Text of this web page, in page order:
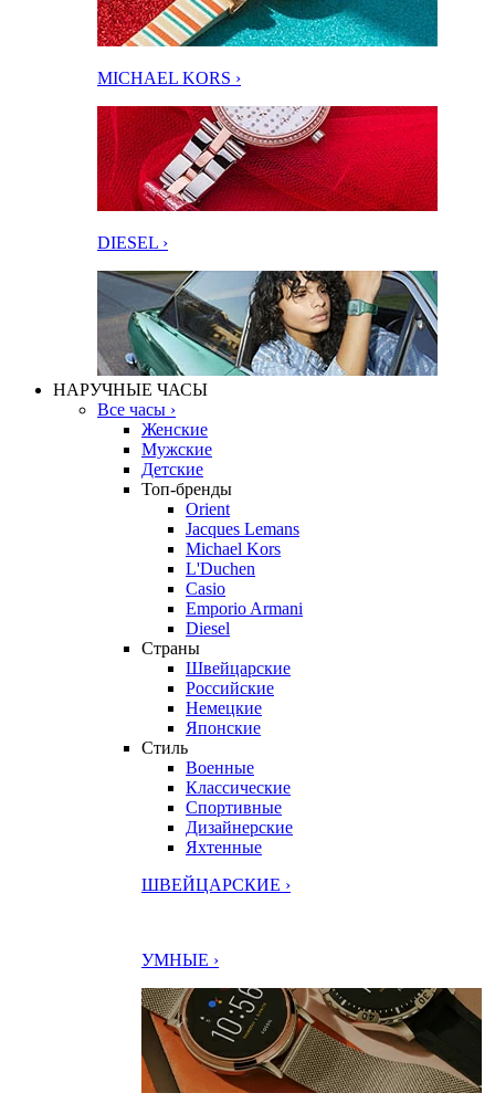
MICHAEL KORS ›
DIESEL ›
НАРУЧНЫЕ ЧАСЫ
Все часы ›
Женские
Мужские
Детские
Топ-бренды
Orient
Jacques Lemans
Michael Kors
L'Duchen
Casio
Emporio Armani
Diesel
Страны
Швейцарские
Российские
Немецкие
Японские
Стиль
Военные
Классические
Спортивные
Дизайнерские
Яхтенные
ШВЕЙЦАРСКИЕ ›
УМНЫЕ ›